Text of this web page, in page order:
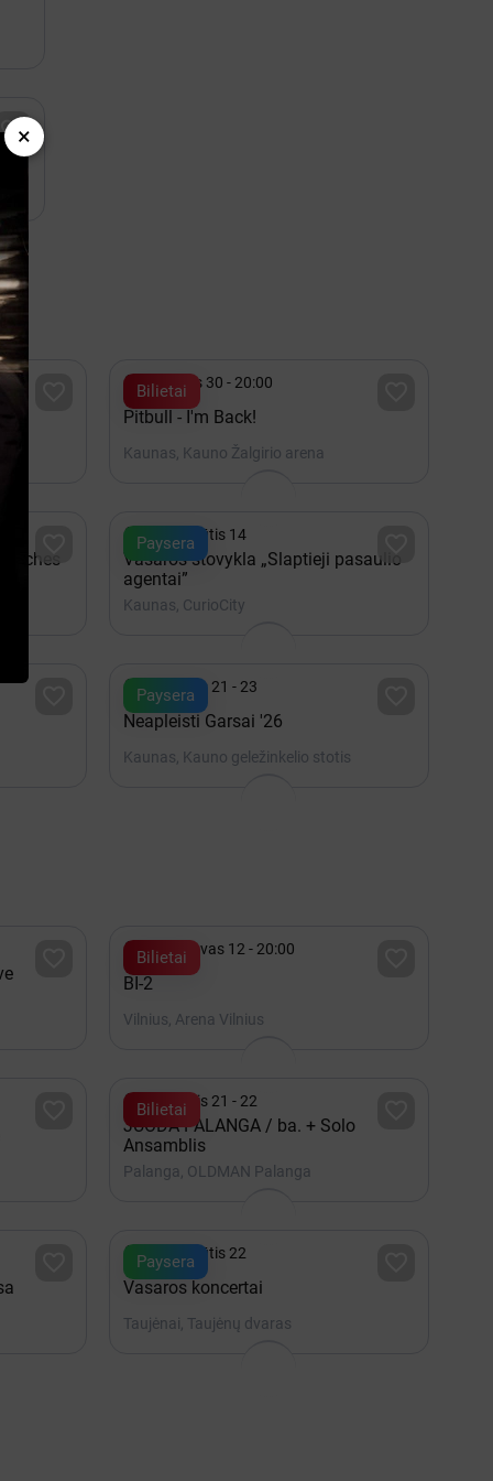
Bilietai
Lapkritis 30 - 20:00
Pitbull - I'm Back!
Kaunas, Kauno Žalgirio arena
Paysera 
iki Rugpjūtis 14
Vasaros stovykla „Slaptieji pasaulio
agentai”
Kaunas, CurioCity
Paysera
Rugpjūtis 21 - 23
Neapleisti Garsai '26
Kaunas, Kauno geležinkelio stotis
Bilietai
2027 Kovas 12 - 20:00
BI-2
Vilnius, Arena Vilnius
Bilietai
Rugpjūtis 21 - 22
JUODA PALANGA / ba. + Solo
Ansamblis
Palanga, OLDMAN Palanga
Paysera
iki Rugpjūtis 22
Vasaros koncertai
Taujėnai, Taujėnų dvaras
×